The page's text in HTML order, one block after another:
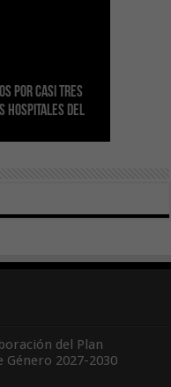
por casi tres
hospitales del
en el
por cuarto
del
de 7,09 M€
con Ashotel su
de
parque de
de alquiler
diagnóstica de
de la
del Plan
Género 2027-2030